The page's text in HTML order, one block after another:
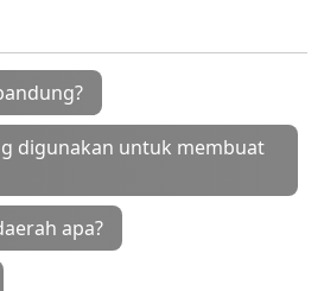
digunakan untuk membuat
apa?